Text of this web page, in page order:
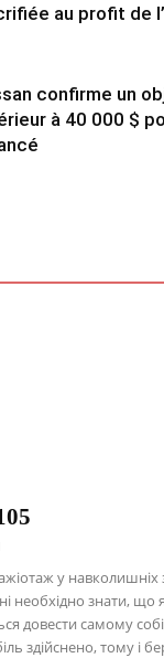
au profit de
confirme un
à 40 000 $
у
необхідно знати,
довести самому
здійснено, тому і